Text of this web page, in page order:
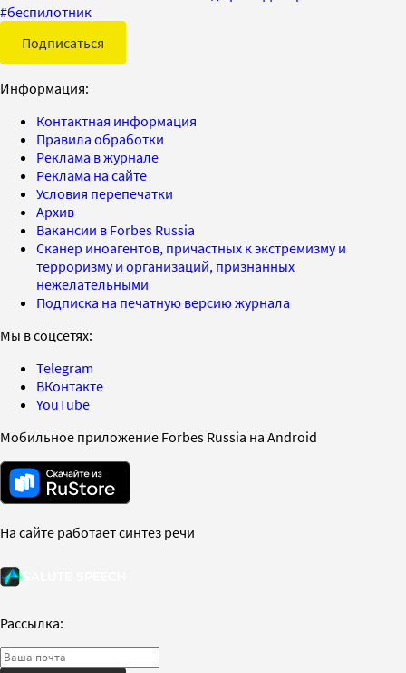
#беспилотник
Подписаться
Информация:
Контактная информация
Правила обработки
Реклама в журнале
Реклама на сайте
Условия перепечатки
Архив
Вакансии в Forbes Russia
Сканер иноагентов, причастных к экстремизму и
терроризму и организаций, признанных
нежелательными
Подписка на печатную версию журнала
Мы в соцсетях:
Telegram
ВКонтакте
YouTube
Мобильное приложение Forbes Russia на Android
На сайте работает синтез речи
Рассылка: